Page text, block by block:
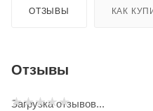
ОТЗЫВЫ КАК
Отзывы
Загрузка отзывов...